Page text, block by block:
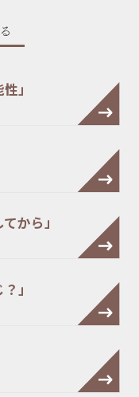
」
から」
」